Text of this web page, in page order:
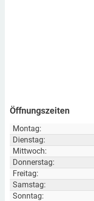
Öffnungszeiten
Montag:
Dienstag:
Mittwoch:
Donnerstag:
Freitag:
Samstag:
Sonntag: